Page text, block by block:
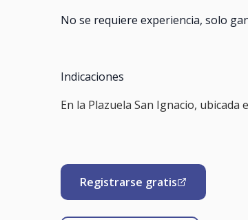
No se requiere experiencia, solo
Indicaciones
En la Plazuela San Ignacio, ubicada
Registrarse gratis